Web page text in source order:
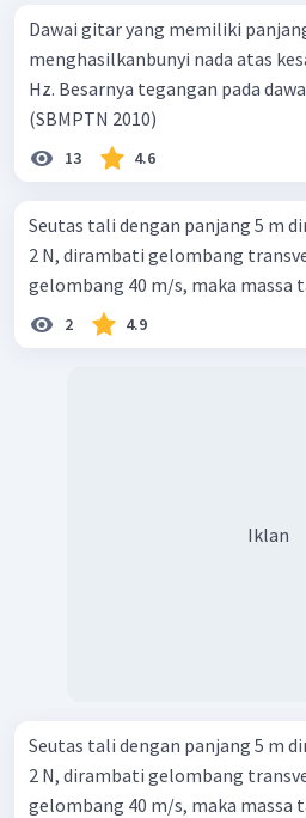
Dawai gitar yang memiliki
menghasilkanbunyi nada atas
Hz. Besarnya tegangan pada
(SBMPTN 2010)
13 4.6
Seutas tali dengan panjang 5 m
2 N, dirambati gelombang
gelombang 40 m/s, maka massa
2 4.9
Iklan
Seutas tali dengan panjang 5 m
2 N, dirambati gelombang
gelombang 40 m/s, maka massa